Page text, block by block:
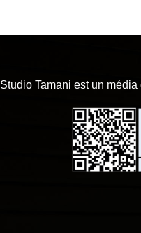
Studio Tamani est un média